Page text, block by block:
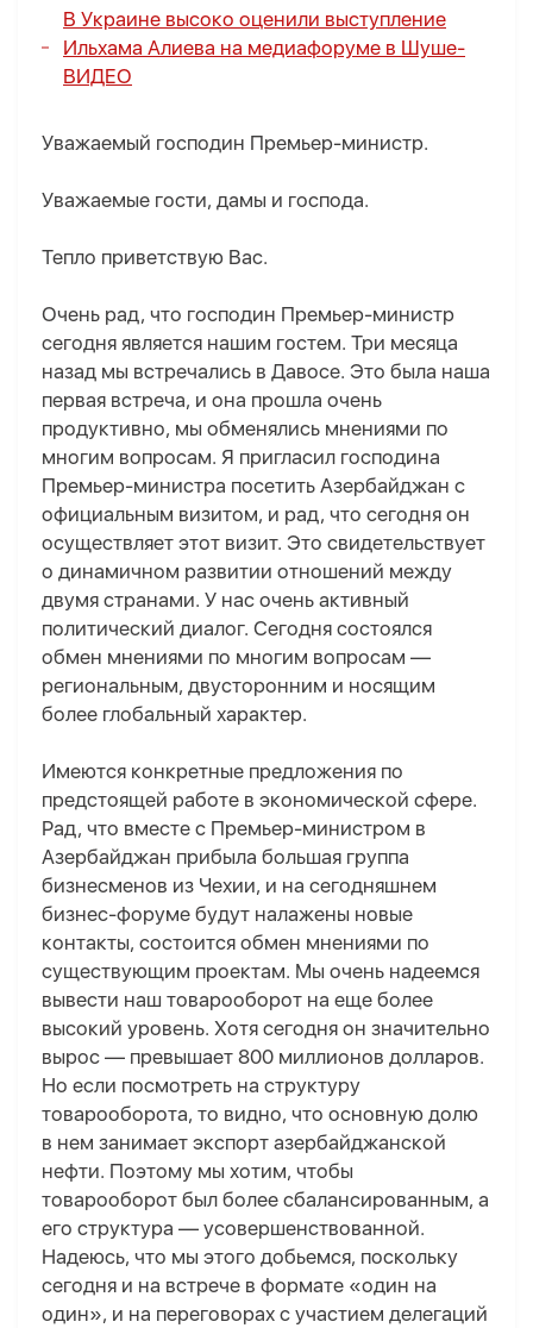
В Украине высоко оценили выступление
Ильхама Алиева на медиафоруме в Шуше-
ВИДЕО
Уважаемый господин Премьер-министр.
Уважаемые гости, дамы и господа.
Тепло приветствую Вас.
Очень рад, что господин Премьер-министр
сегодня является нашим гостем. Три месяца
назад мы встречались в Давосе. Это была наша
первая встреча, и она прошла очень
продуктивно, мы обменялись мнениями по
многим вопросам. Я пригласил господина
Премьер-министра посетить Азербайджан с
официальным визитом, и рад, что сегодня он
осуществляет этот визит. Это свидетельствует
о динамичном развитии отношений между
двумя странами. У нас очень активный
политический диалог. Сегодня состоялся
обмен мнениями по многим вопросам —
региональным, двусторонним и носящим
более глобальный характер.
Имеются конкретные предложения по
предстоящей работе в экономической сфере.
Рад, что вместе с Премьер-министром в
Азербайджан прибыла большая группа
бизнесменов из Чехии, и на сегодняшнем
бизнес-форуме будут налажены новые
контакты, состоится обмен мнениями по
существующим проектам. Мы очень надеемся
вывести наш товарооборот на еще более
высокий уровень. Хотя сегодня он значительно
вырос — превышает 800 миллионов долларов.
Но если посмотреть на структуру
товарооборота, то видно, что основную долю
в нем занимает экспорт азербайджанской
нефти. Поэтому мы хотим, чтобы
товарооборот был более сбалансированным, а
его структура — усовершенствованной.
Надеюсь, что мы этого добьемся, поскольку
сегодня и на встрече в формате «один на
один», и на переговорах с участием делегаций